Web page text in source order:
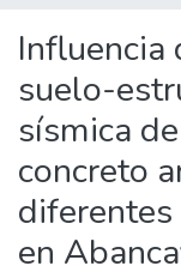
Normativas
Influencia
suelo-
sísmica
concreto
en